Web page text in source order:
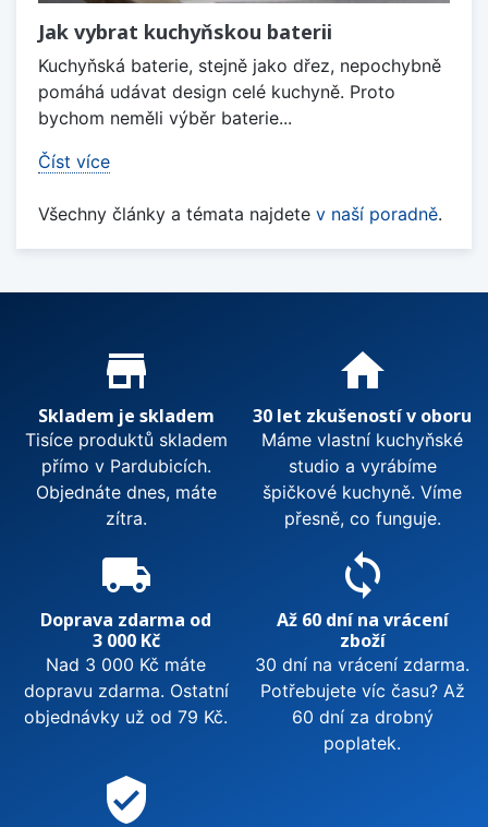
Jak vybrat kuchyňskou baterii
Kuchyňská baterie, stejně jako dřez, nepochybně
pomáhá udávat design celé kuchyně. Proto
bychom neměli výběr baterie...
Číst více
Všechny články a témata najdete v naší poradně.
Proč nakupovat u nás?
store_mall_directory
Skladem je skladem
Tisíce produktů skladem
přímo v Pardubicích.
Objednáte dnes, máte
zítra.
home
30 let zkušeností v oboru
Máme vlastní kuchyňské
studio a vyrábíme
špičkové kuchyně. Víme
přesně, co funguje.
local_shipping
Doprava zdarma od
3 000 Kč
Nad 3 000 Kč máte
dopravu zdarma. Ostatní
objednávky už od 79 Kč.
sync
Až 60 dní na vrácení
zboží
30 dní na vrácení zdarma.
Potřebujete víc času? Až
60 dní za drobný
poplatek.
verified_user